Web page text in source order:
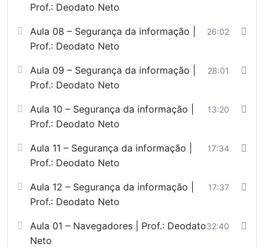
Prof.: Deodato Neto
Aula 08 – Segurança da informação |
Prof.: Deodato Neto
26:02
Aula 09 – Segurança da informação |
Prof.: Deodato Neto
28:01
Aula 10 – Segurança da informação |
Prof.: Deodato Neto
13:20
Aula 11 – Segurança da informação |
Prof.: Deodato Neto
17:34
Aula 12 – Segurança da informação |
Prof.: Deodato Neto
17:37
Aula 01 – Navegadores | Prof.: Deodato
Neto
32:40